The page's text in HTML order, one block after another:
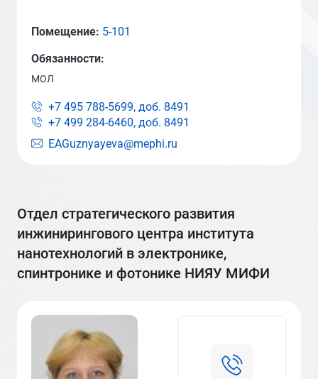
EAGuznyayeva@mephi.ru
Помещение: 5-101
Обязанности:
МОЛ
+7 495 788-5699, доб. 8491
+7 499 284-6460, доб. 8491
отдел стратегического развития
инжинирингового центра института
нанотехнологий в электронике,
спинтронике и фотонике НИЯУ МИФИ